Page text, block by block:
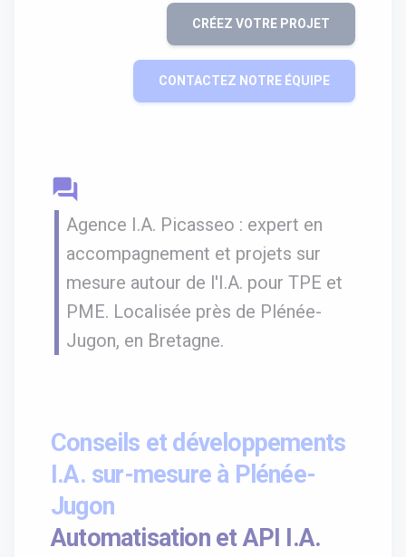
CRÉEZ VOTRE PROJET
CONTACTEZ NOTRE ÉQUIPE
question_answer
Agence I.A. Picasseo : expert en
accompagnement et projets sur
mesure autour de l'I.A. pour TPE et
PME. Localisée près de Plénée-
Jugon, en Bretagne.
Conseils et développements
I.A. sur-mesure à Plénée-
Jugon
Automatisation et API I.A.